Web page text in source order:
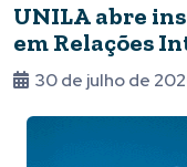
UNILA abre
em Relações
30 de julho de